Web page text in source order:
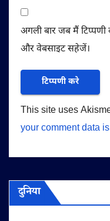
अगली बार जब मैं
और वेबसाइट सहेजें।
This site uses
your comment data
दुनिया